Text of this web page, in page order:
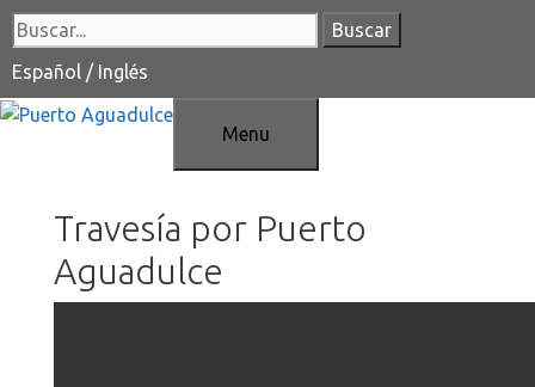
Saltar
al
contenido
Buscar:
Español / Inglés
Menu
Travesía por Puerto
Aguadulce